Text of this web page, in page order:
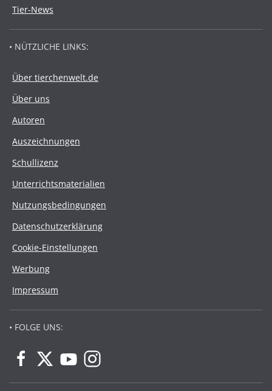
Tier-News
• NÜTZLICHE LINKS:
Über tierchenwelt.de
Über uns
Autoren
Auszeichnungen
Schullizenz
Unterrichtsmaterialien
Nutzungsbedingungen
Datenschutzerklärung
Cookie-Einstellungen
Werbung
Impressum
• FOLGE UNS: